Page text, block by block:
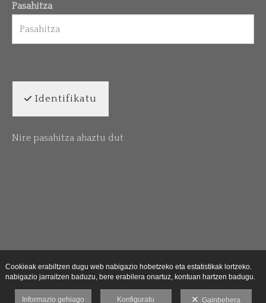
Pasahitza
Identifikatu
Nire pasahitza ahaztu dut
Cookieak erabiltzen dugu web nabigazio hobetzeko eta estatistikak lortzeko.
nabigazio jarraitzen baduzu, bere erabilera onartuz, kontuan hartzen badugu.
Informazio gehiago Konfiguratu Gainbehera